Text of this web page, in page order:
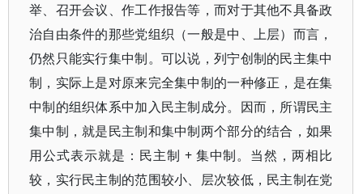
举、召开会议、作工作报告等，而对于其他不具备政
治自由条件的那些党组织（一般是中、上层）而言，
仍然只能实行集中制。可以说，列宁创制的民主集中
制，实际上是对原来完全集中制的一种修正，是在集
中制的组织体系中加入民主制成分。因而，所谓民主
集中制，就是民主制和集中制两个部分的结合，如果
用公式表示就是：民主制 + 集中制。当然，两相比
较，实行民主制的范围较小、层次较低，民主制在党